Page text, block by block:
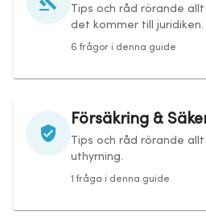
Tips och råd rörande
det kommer till juridiken.
6 frågor i denna guide
Försäkring &
Tips och råd rörande
uthyrning.
1 fråga i denna guide